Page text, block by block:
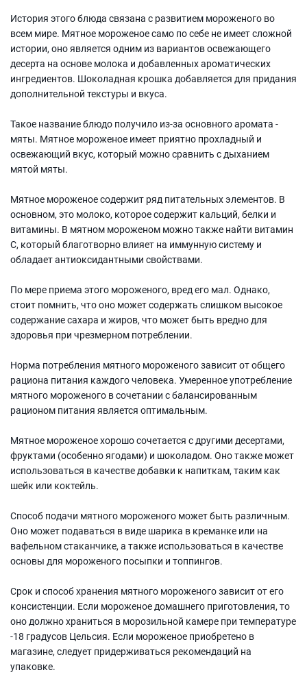
История этого блюда связана с развитием мороженого во
всем мире. Мятное мороженое само по себе не имеет сложной
истории, оно является одним из вариантов освежающего
десерта на основе молока и добавленных ароматических
ингредиентов. Шоколадная крошка добавляется для придания
дополнительной текстуры и вкуса.
Такое название блюдо получило из-за основного аромата -
мяты. Мятное мороженое имеет приятно прохладный и
освежающий вкус, который можно сравнить с дыханием
мятой мяты.
Мятное мороженое содержит ряд питательных элементов. В
основном, это молоко, которое содержит кальций, белки и
витамины. В мятном мороженом можно также найти витамин
С, который благотворно влияет на иммунную систему и
обладает антиоксидантными свойствами.
По мере приема этого мороженого, вред его мал. Однако,
стоит помнить, что оно может содержать слишком высокое
содержание сахара и жиров, что может быть вредно для
здоровья при чрезмерном потреблении.
Норма потребления мятного мороженого зависит от общего
рациона питания каждого человека. Умеренное употребление
мятного мороженого в сочетании с балансированным
рационом питания является оптимальным.
Мятное мороженое хорошо сочетается с другими десертами,
фруктами (особенно ягодами) и шоколадом. Оно также может
использоваться в качестве добавки к напиткам, таким как
шейк или коктейль.
Способ подачи мятного мороженого может быть различным.
Оно может подаваться в виде шарика в креманке или на
вафельном стаканчике, а также использоваться в качестве
основы для мороженого посыпки и топпингов.
Срок и способ хранения мятного мороженого зависит от его
консистенции. Если мороженое домашнего приготовления, то
оно должно храниться в морозильной камере при температуре
-18 градусов Цельсия. Если мороженое приобретено в
магазине, следует придерживаться рекомендаций на
упаковке.